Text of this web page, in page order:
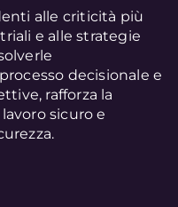
alle criticità più
e alle strategie
decisionale e
rafforza la
sicuro e